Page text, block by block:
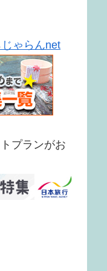
ゃらんnet
プランがお